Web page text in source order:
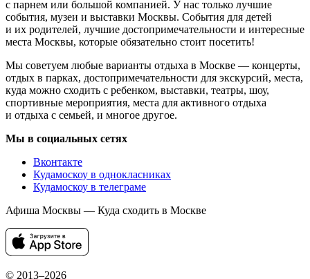
с парнем или большой компанией. У нас только лучшие
события, музеи и выставки Москвы. События для детей
и их родителей, лучшие достопримечательности и интересные
места Москвы, которые обязательно стоит посетить!
Мы советуем любые варианты отдыха в Москве — концерты,
отдых в парках, достопримечательности для экскурсий, места,
куда можно сходить с ребенком, выставки, театры, шоу,
спортивные мероприятия, места для активного отдыха
и отдыха с семьей, и многое другое.
Мы в социальных сетях
Вконтакте
Кудамоскоу в однокласниках
Кудамоскоу в телеграме
Афиша Москвы — Куда сходить в Москве
© 2013–2026